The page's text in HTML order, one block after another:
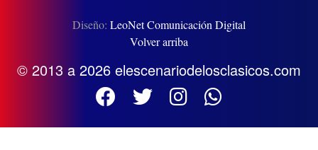
Diseño: LeoNet Comunicación Digital
Volver arriba
© 2013 a 2026 elescenariodelosclasicos.com